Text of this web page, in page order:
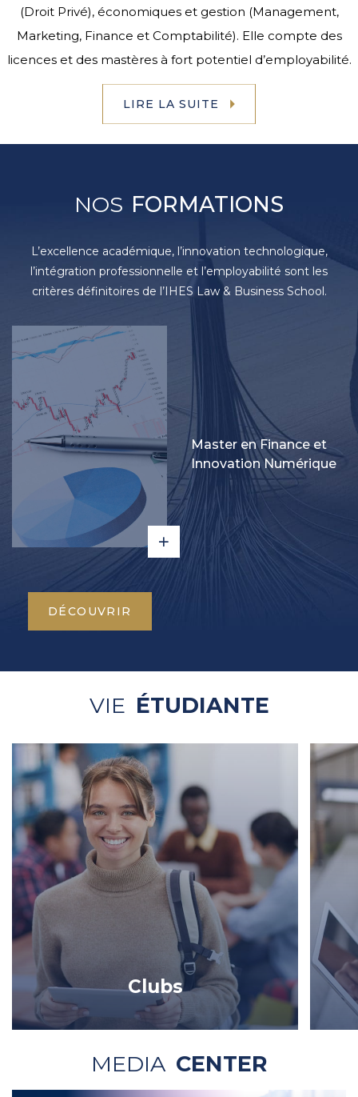
(Droit Privé), économiques et gestion (Management,
Marketing, Finance et Comptabilité). Elle compte des
licences et des mastères à fort potentiel d’employabilité.
LIRE LA SUITE
NOS FORMATIONS
L’excellence académique, l’innovation technologique,
l’intégration professionnelle et l’employabilité sont les
critères définitoires de l’IHES Law & Business School.
Master en Finance et
Innovation Numérique
DÉCOUVRIR
VIE ÉTUDIANTE
Clubs
MEDIA CENTER